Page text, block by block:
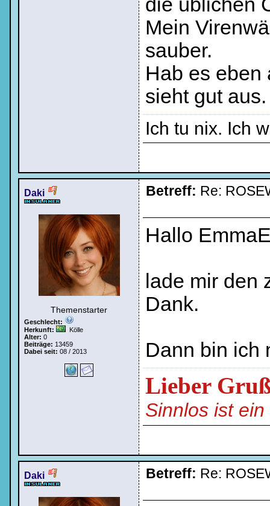
die üblichen
Mein
sauber.
Hab es eben
sieht gut aus.
Ich tu nix. Ich
Daki
Themenstarter
Geschlecht:
Herkunft:
Kölle
Alter: 0
Beiträge: 13459
Dabei seit: 08 / 2013
Betreff: Re:
Hallo
lade mir den
Dank.
Dann bin ich
Lieber
Sinnlos ist
Daki Betreff: Re: